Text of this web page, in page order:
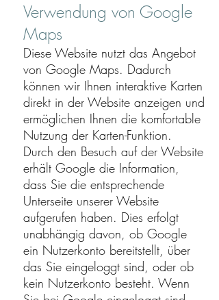
Verwendung von Google
Maps
Diese Website nutzt das Angebot
von Google Maps. Dadurch
können wir Ihnen interaktive Karten
direkt in der Website anzeigen und
ermöglichen Ihnen die komfortable
Nutzung der Karten-Funktion.
Durch den Besuch auf der Website
erhält Google die Information,
dass Sie die entsprechende
Unterseite unserer Website
aufgerufen haben. Dies erfolgt
unabhängig davon, ob Google
ein Nutzerkonto bereitstellt, über
das Sie eingeloggt sind, oder ob
kein Nutzerkonto besteht. Wenn